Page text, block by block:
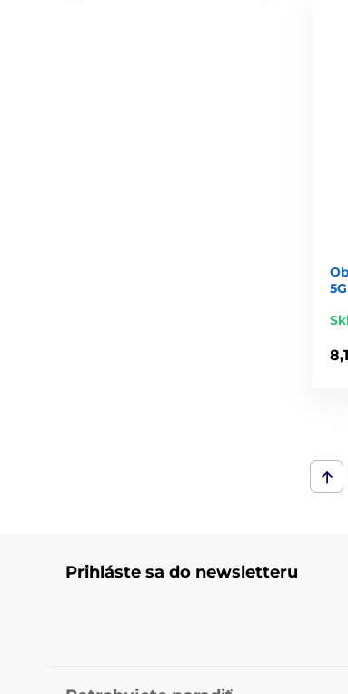
Prihláste sa do newsletteru